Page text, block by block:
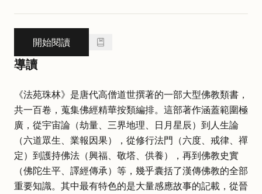
開始閱讀
導讀
《法苑珠林》是唐代高僧道世撰著的一部大型佛教類書，
共一百卷，蒐集佛經精華按類編排。這部著作涵蓋範圍極
廣，從宇宙論（劫量、三界地理、日月星辰）到人生論
（六道眾生、業報因果），從修行法門（六度、戒律、禪
定）到護持佛法（興福、敬塔、供養），再到佛教史實
（佛陀生平、譯經傳承）等，幾乎囊括了漢傳佛教的全部
重要知識。其中最有特色的是大量感應故事的記載，從晉